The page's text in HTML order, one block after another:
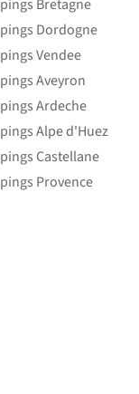
Bretagne
Dordogne
Vendee
Aveyron
Ardeche
Alpe d'Huez
Castellane
Provence